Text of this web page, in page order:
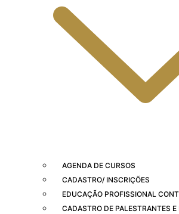
AGENDA DE CURSOS
CADASTRO/ INSCRIÇÕES
EDUCAÇÃO PROFISSIONAL
CADASTRO DE PALESTRANTES E